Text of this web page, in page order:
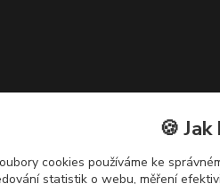
🍪
cookies používáme ke
statistik o webu, měření